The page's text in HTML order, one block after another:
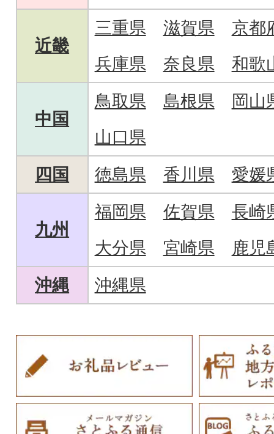
近畿
三重県 滋賀県
京都
兵庫県
奈良県 和歌
中国
鳥取県 島根県
岡山
山口県
四国
徳島県 香川県 愛媛
九州
福岡県 佐賀県
長崎
大分県
宮崎県
鹿児
沖縄
沖縄県